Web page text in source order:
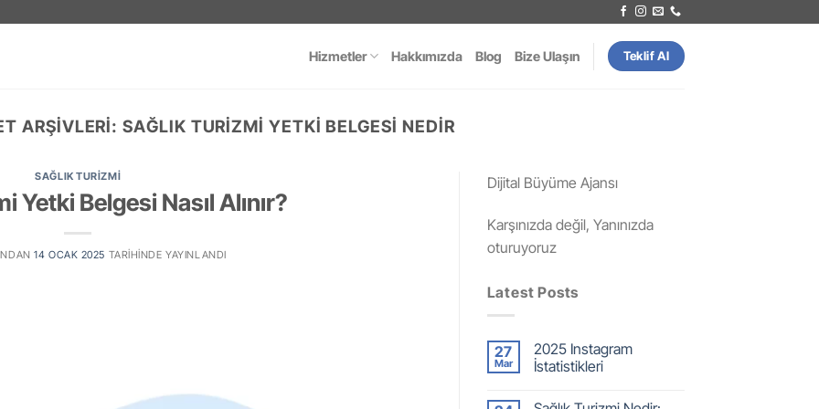
Hizmetler Hakkımızda Blog Bize Ulaşın Teklif Al
ARŞIVLERI:SAĞLIK TURIZMI YETKI BELGESI NEDIR
SAĞLIK TURIZMI
Yetki Belgesi Nasıl Alınır?
14 OCAK 2025 TARIHINDE YAYINLANDI
Dijital Büyüme Ajansı
Karşınızda değil, Yanınızda
oturuyoruz
Latest Posts
27
Mar
2025 Instagram
İstatistikleri